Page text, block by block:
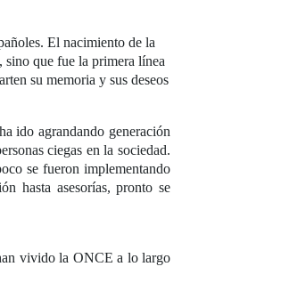
El nacimiento de la
que fue la primera línea
su memoria y sus deseos
ido agrandando generación
ciegas en la sociedad.
se fueron implementando
hasta asesorías, pronto se
vivido la ONCE a lo largo